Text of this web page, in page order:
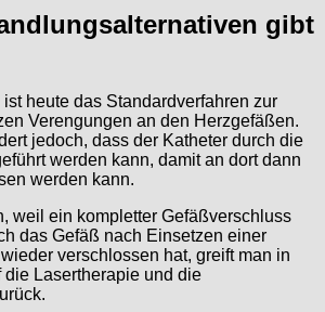
gibt
heute das Standardverfahren zur
Verengungen an den Herzgefäßen.
jedoch, dass der Katheter durch die
werden kann, damit an dort dann
werden kann.
weil ein kompletter Gefäßverschluss
das Gefäß nach Einsetzen einer
verschlossen hat, greift man in
Lasertherapie und die